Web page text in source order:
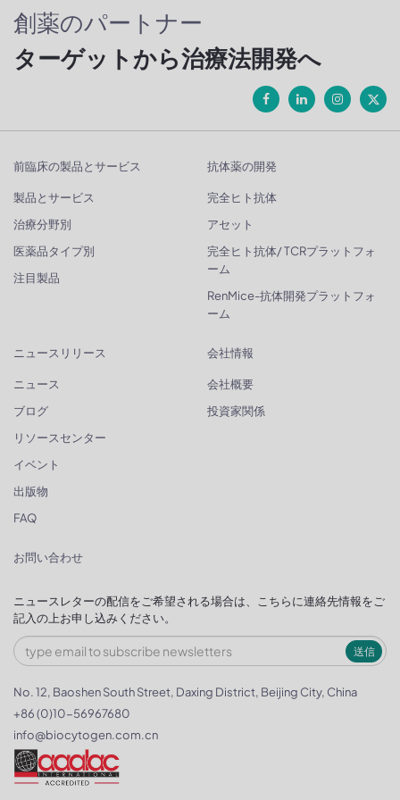
創薬のパートナー
ターゲットから治療法開発へ
前臨床の製品とサービス
製品とサービス
治療分野別
医薬品タイプ別
注目製品
抗体薬の開発
完全ヒト抗体
アセット
完全ヒト抗体/ TCRプラットフォ
ーム
RenMice-抗体開発プラットフォ
ーム
ニュースリリース
ニュース
ブログ
リソースセンター
イベント
出版物
FAQ
会社情報
会社概要
投資家関係
お問い合わせ
ニュースレターの配信をご希望される場合は、こちらに連絡先情報をご
記入の上お申し込みください。
送信
No. 12, Baoshen South Street, Daxing District, Beijing City, China
+86 (0)10-56967680
info@biocytogen.com.cn